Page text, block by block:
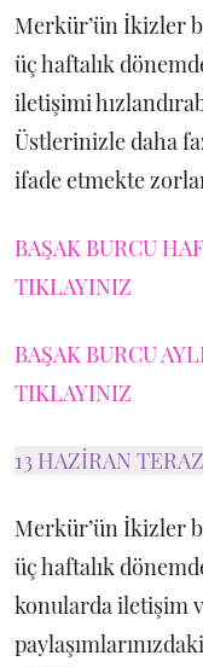
Merkür’ün İkizler
üç haftalık
iletişimi
Üstlerinizle daha
ifade etmekte
BAŞAK BURCU
TIKLAYINIZ
BAŞAK BURCU
TIKLAYINIZ
13 HAZİRAN
Merkür’ün İkizler
üç haftalık
konularda iletişim